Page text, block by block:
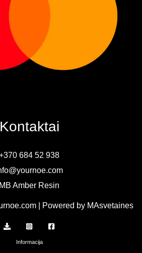
Kontaktai
684 52 938
MB Amber Resin
| Powered by MAsvetaines
Informacija